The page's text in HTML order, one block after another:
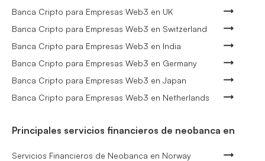
Banca Cripto para Empresas Web3 en UK
Banca Cripto para Empresas Web3 en Switzerland
Banca Cripto para Empresas Web3 en India
Banca Cripto para Empresas Web3 en Germany
Banca Cripto para Empresas Web3 en Japan
Banca Cripto para Empresas Web3 en Netherlands
Principales servicios financieros de neobanca en
Servicios Financieros de Neobanca en Norway